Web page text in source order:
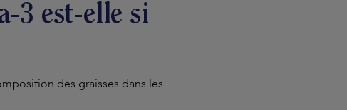
3 est-elle si
des graisses dans les